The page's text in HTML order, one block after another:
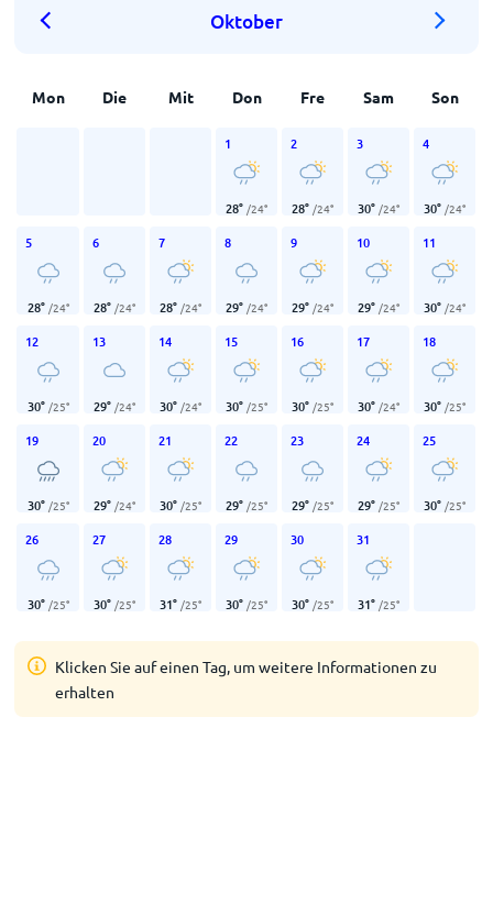
Oktober
Mon Die Mit Don Fre Sam Son
1
28° /24°
2
28° /24°
3
30° /24°
4
30° /24°
5
28° /24°
6
28° /24°
7
28° /24°
8
29° /24°
9
29° /24°
10
29° /24°
11
30° /24°
12
30° /25°
13
29° /24°
14
30° /24°
15
30° /25°
16
30° /25°
17
30° /24°
18
30° /25°
19
30° /25°
20
29° /24°
21
30° /25°
22
29° /25°
23
29° /25°
24
29° /25°
25
30° /25°
26
30° /25°
27
30° /25°
28
31° /25°
29
30° /25°
30
30° /25°
31
31° /25°
Klicken Sie auf einen Tag, um weitere Informationen zu
erhalten